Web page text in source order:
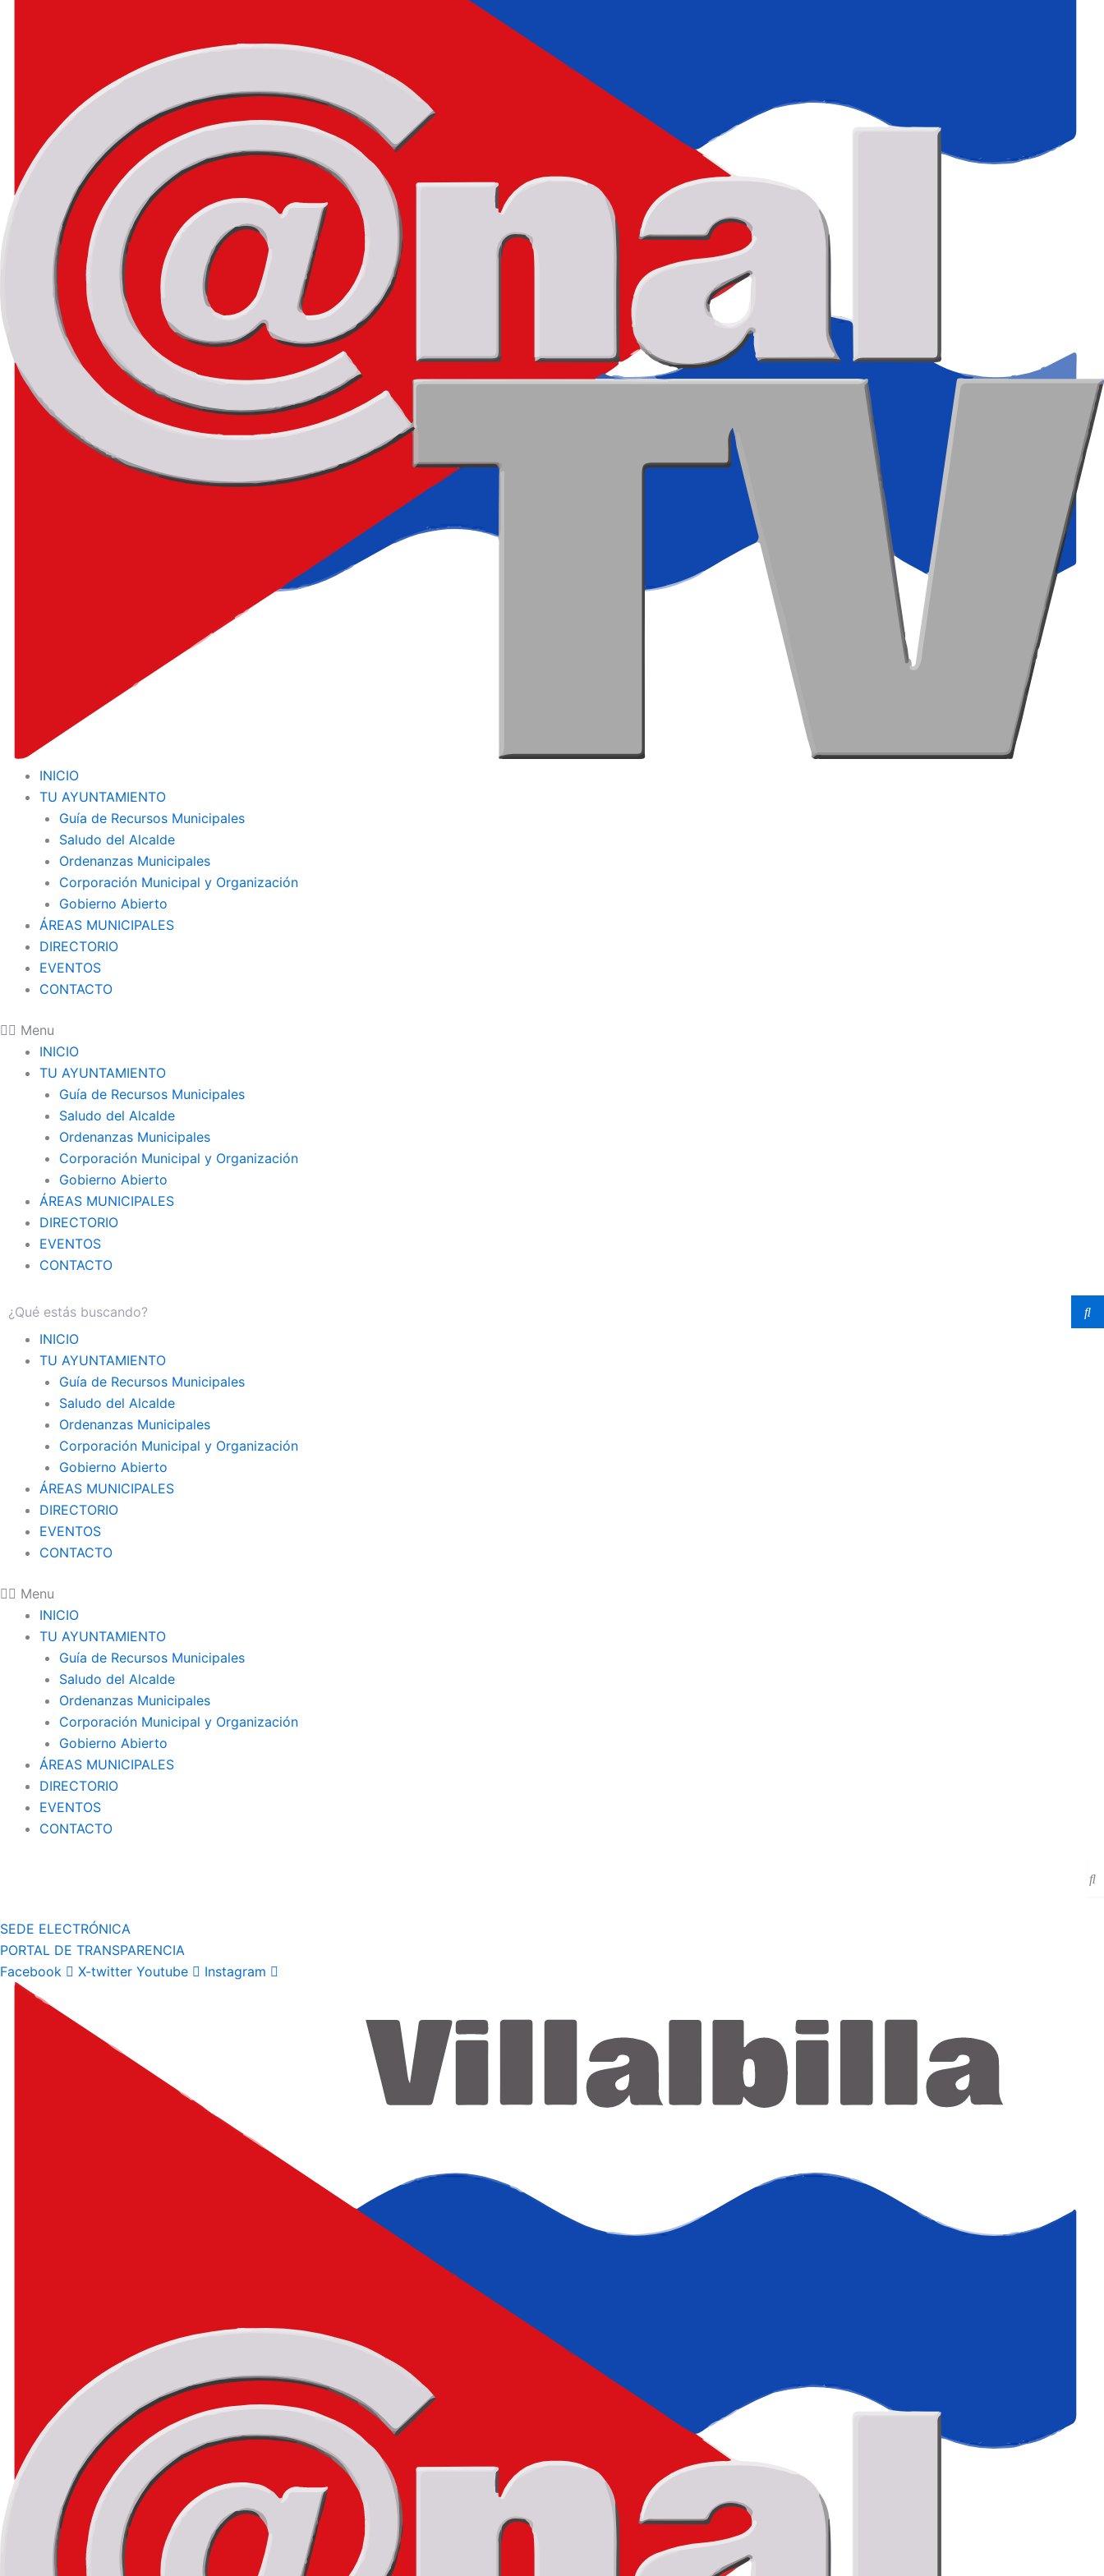
INICIO
TU AYUNTAMIENTO
Guía de Recursos Municipales
Saludo del Alcalde
Ordenanzas Municipales
Corporación Municipal y Organización
Gobierno Abierto
ÁREAS MUNICIPALES
DIRECTORIO
EVENTOS
CONTACTO
Menu
INICIO
TU AYUNTAMIENTO
Guía de Recursos Municipales
Saludo del Alcalde
Ordenanzas Municipales
Corporación Municipal y Organización
Gobierno Abierto
ÁREAS MUNICIPALES
DIRECTORIO
EVENTOS
CONTACTO
INICIO
TU AYUNTAMIENTO
Guía de Recursos Municipales
Saludo del Alcalde
Ordenanzas Municipales
Corporación Municipal y Organización
Gobierno Abierto
ÁREAS MUNICIPALES
DIRECTORIO
EVENTOS
CONTACTO
Menu
INICIO
TU AYUNTAMIENTO
Guía de Recursos Municipales
Saludo del Alcalde
Ordenanzas Municipales
Corporación Municipal y Organización
Gobierno Abierto
ÁREAS MUNICIPALES
DIRECTORIO
EVENTOS
CONTACTO
SEDE ELECTRÓNICA
PORTAL DE TRANSPARENCIA
Facebook
X-twitter Youtube Instagram